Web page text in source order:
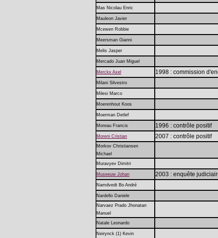
Mas Nicolau Enric
Mauleon Javier
Mcewen Robbie
Meersman Gianni
Melis Jasper
Mercado Juan Miguel
Merckx Axel 1998 : commission
Milani Silvestro
Milesi Marco
Moerenhout Koos
Moerman Detlef
Moreau Francis 1996 : contrôle positif
Moreni Cristian 2007 : contrôle positif
Morkov Christiansen
Michael
Muravyev Dimitri
Museeuw Johan 2003 : enquête
Namdvedt Bo André
Nardello Daniele
Narvaez Prado Jhonatan
Manuel
Natale Leonardo
Neirynck (1) Kevin